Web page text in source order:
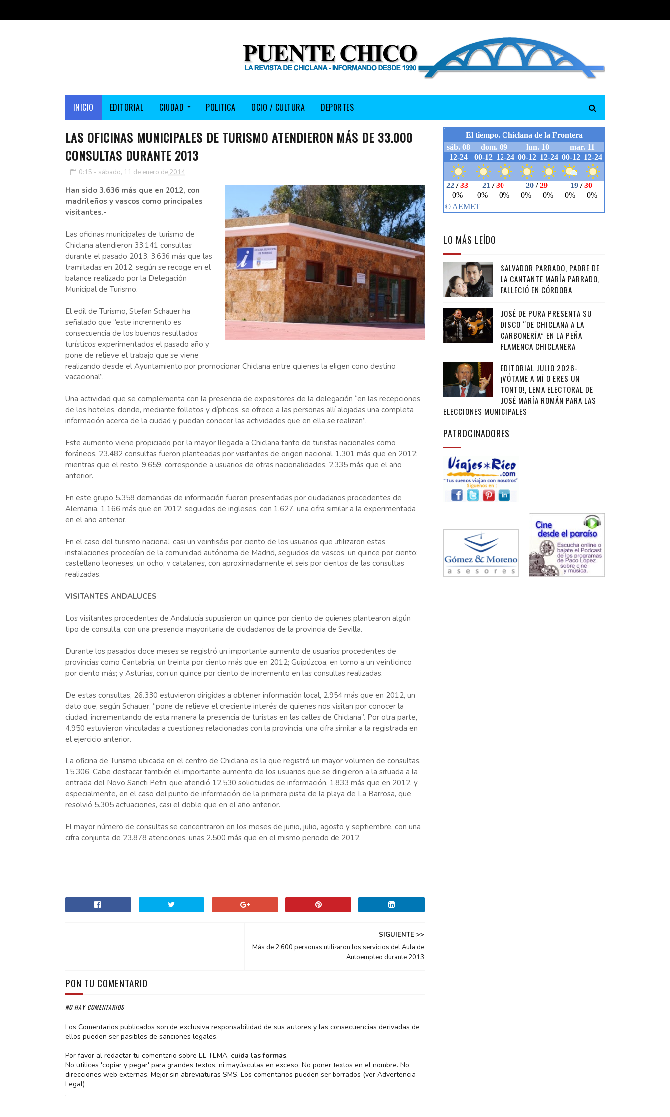
INICIO EDITORIAL CIUDAD POLITICA OCIO / CULTURA DEPORTES
LAS OFICINAS MUNICIPALES DE TURISMO ATENDIERON MÁS DE 33.000
CONSULTAS DURANTE 2013
0:15 - sábado, 11 de enero de 2014
Han sido 3.636 más que en 2012, con
madrileños y vascos como principales
visitantes.-
Las oficinas municipales de turismo de
Chiclana atendieron 33.141 consultas
durante el pasado 2013, 3.636 más que las
tramitadas en 2012, según se recoge en el
balance realizado por la Delegación
Municipal de Turismo.
El edil de Turismo, Stefan Schauer ha
señalado que “este incremento es
consecuencia de los buenos resultados
turísticos experimentados el pasado año y
pone de relieve el trabajo que se viene
realizando desde el Ayuntamiento por promocionar Chiclana entre quienes la eligen cono destino
vacacional”.
Una actividad que se complementa con la presencia de expositores de la delegación “en las recepciones
de los hoteles, donde, mediante folletos y dípticos, se ofrece a las personas allí alojadas una completa
información acerca de la ciudad y puedan conocer las actividades que en ella se realizan”.
Este aumento viene propiciado por la mayor llegada a Chiclana tanto de turistas nacionales como
foráneos. 23.482 consultas fueron planteadas por visitantes de origen nacional, 1.301 más que en 2012;
mientras que el resto, 9.659, corresponde a usuarios de otras nacionalidades, 2.335 más que el año
anterior.
En este grupo 5.358 demandas de información fueron presentadas por ciudadanos procedentes de
Alemania, 1.166 más que en 2012; seguidos de ingleses, con 1.627, una cifra similar a la experimentada
en el año anterior.
En el caso del turismo nacional, casi un veintiséis por ciento de los usuarios que utilizaron estas
instalaciones procedían de la comunidad autónoma de Madrid, seguidos de vascos, un quince por ciento;
castellano leoneses, un ocho, y catalanes, con aproximadamente el seis por cientos de las consultas
realizadas.
VISITANTES ANDALUCES
Los visitantes procedentes de Andalucía supusieron un quince por ciento de quienes plantearon algún
tipo de consulta, con una presencia mayoritaria de ciudadanos de la provincia de Sevilla.
Durante los pasados doce meses se registró un importante aumento de usuarios procedentes de
provincias como Cantabria, un treinta por ciento más que en 2012; Guipúzcoa, en torno a un veinticinco
por ciento más; y Asturias, con un quince por ciento de incremento en las consultas realizadas.
De estas consultas, 26.330 estuvieron dirigidas a obtener información local, 2.954 más que en 2012, un
dato que, según Schauer, “pone de relieve el creciente interés de quienes nos visitan por conocer la
ciudad, incrementando de esta manera la presencia de turistas en las calles de Chiclana”. Por otra parte,
4.950 estuvieron vinculadas a cuestiones relacionadas con la provincia, una cifra similar a la registrada en
el ejercicio anterior.
La oficina de Turismo ubicada en el centro de Chiclana es la que registró un mayor volumen de consultas,
15.306. Cabe destacar también el importante aumento de los usuarios que se dirigieron a la situada a la
entrada del Novo Sancti Petri, que atendió 12.530 solicitudes de información, 1.833 más que en 2012, y
especialmente, en el caso del punto de información de la primera pista de la playa de La Barrosa, que
resolvió 5.305 actuaciones, casi el doble que en el año anterior.
El mayor número de consultas se concentraron en los meses de junio, julio, agosto y septiembre, con una
cifra conjunta de 23.878 atenciones, unas 2.500 más que en el mismo periodo de 2012.
SIGUIENTE >>
Más de 2.600 personas utilizaron los servicios del Aula de
Autoempleo durante 2013
PON TU COMENTARIO
NO HAY COMENTARIOS
Los Comentarios publicados son de exclusiva responsabilidad de sus autores y las consecuencias derivadas de
ellos pueden ser pasibles de sanciones legales.
Por favor al redactar tu comentario sobre EL TEMA, cuida las formas.
No utilices 'copiar y pegar' para grandes textos, ni mayúsculas en exceso. No poner textos en el nombre. No
direcciones web externas. Mejor sin abreviaturas SMS. Los comentarios pueden ser borrados (ver Advertencia
Legal)
.
LO MÁS LEÍDO
SALVADOR PARRADO, PADRE DE
LA CANTANTE MARÍA PARRADO,
FALLECIÓ EN CÓRDOBA
JOSÉ DE PURA PRESENTA SU
DISCO “DE CHICLANA A LA
CARBONERÍA” EN LA PEÑA
FLAMENCA CHICLANERA
EDITORIAL JULIO 2026-
¡VÓTAME A MÍ O ERES UN
TONTO!, LEMA ELECTORAL DE
JOSÉ MARÍA ROMÁN PARA LAS
ELECCIONES MUNICIPALES
PATROCINADORES